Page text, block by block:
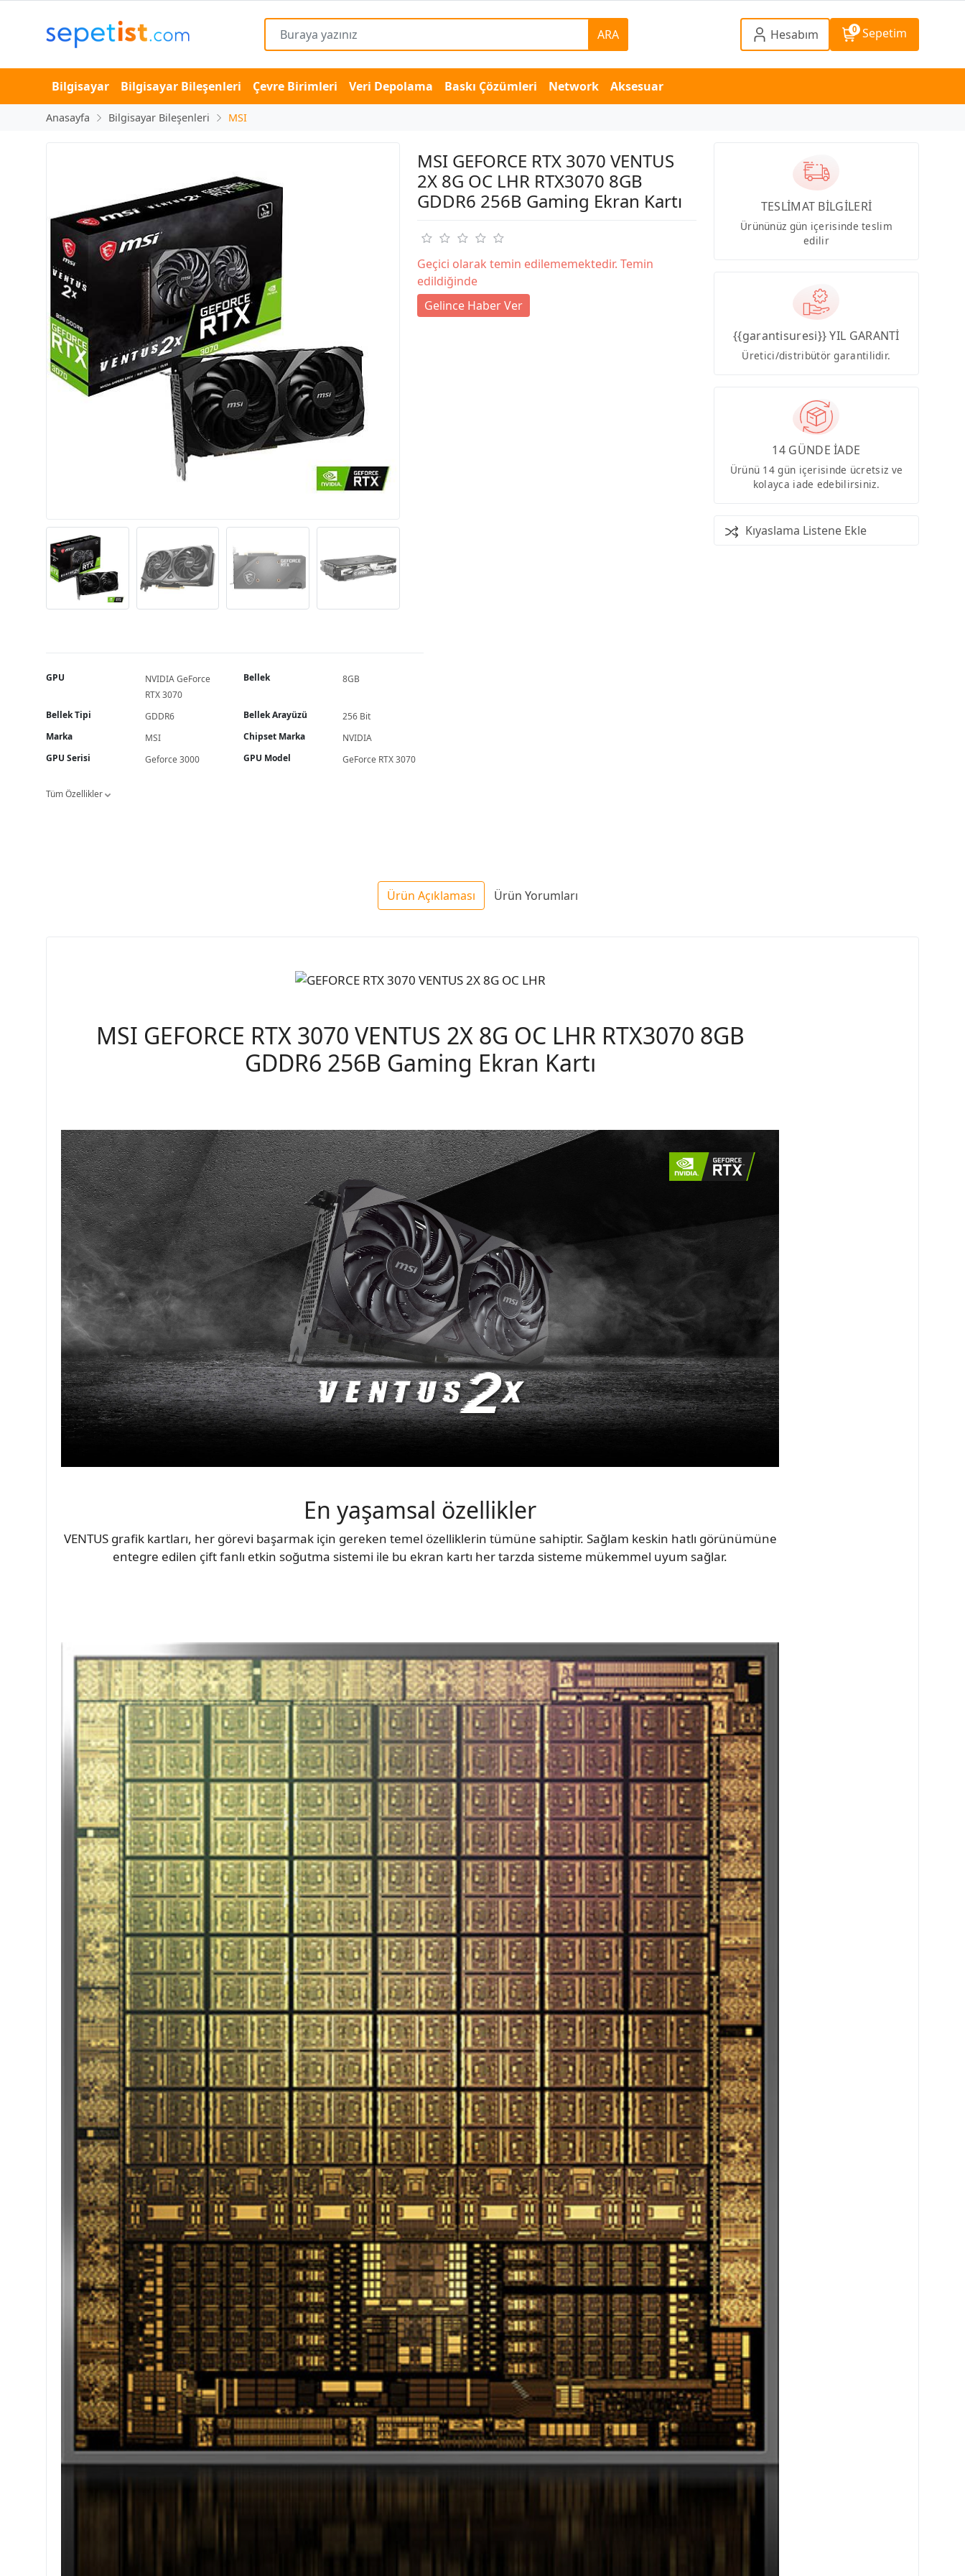
ARA Hesabım 0 Sepetim
Bilgisayar Bilgisayar Bileşenleri Çevre Birimleri Veri Depolama Baskı Çözümleri Network Aksesuar
Anasayfa Bilgisayar Bileşenleri MSI
MSI GEFORCE RTX 3070 VENTUS
2X 8G OC LHR RTX3070 8GB
GDDR6 256B Gaming Ekran Kartı
Geçici olarak temin edilememektedir. Temin
edildiğinde
Gelince Haber Ver
TESLİMAT BİLGİLERİ
Ürününüz gün içerisinde teslim
edilir
{{garantisuresi}} YIL GARANTİ
Üretici/distribütör garantilidir.
14 GÜNDE İADE
Ürünü 14 gün içerisinde ücretsiz ve
kolayca iade edebilirsiniz.
Kıyaslama Listene Ekle
GPU
NVIDIA GeForce
RTX 3070
Bellek 8GB
Bellek Tipi GDDR6 Bellek Arayüzü
256 Bit
Marka
MSI Chipset Marka
NVIDIA
GPU Serisi
Geforce 3000 GPU Model GeForce RTX 3070
Tüm Özellikler
Ürün Açıklaması Ürün Yorumları
MSI GEFORCE RTX 3070 VENTUS 2X 8G OC LHR RTX3070 8GB
GDDR6 256B Gaming Ekran Kartı
En yaşamsal özellikler
VENTUS grafik kartları, her görevi başarmak için gereken temel özelliklerin tümüne sahiptir. Sağlam keskin hatlı görünümüne
entegre edilen çift fanlı etkin soğutma sistemi ile bu ekran kartı her tarzda sisteme mükemmel uyum sağlar.